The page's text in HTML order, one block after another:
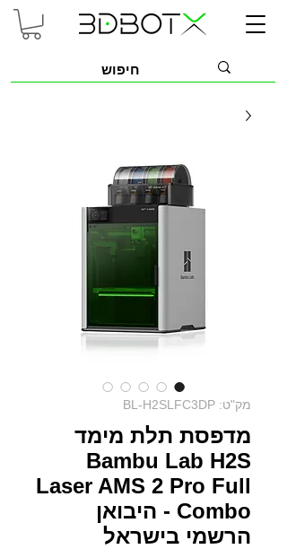
מק"ט: BL-H2SLFC3DP
מדפסת תלת מימד
Bambu Lab H2S
Laser AMS 2 Pro Full
Combo - היבואן
הרשמי בישראל